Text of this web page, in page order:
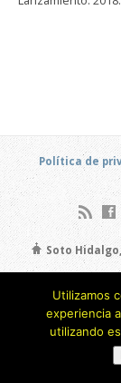
Política de
Soto
Utilizamos
experiencia
utilizando